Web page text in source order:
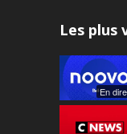
Les plus
En